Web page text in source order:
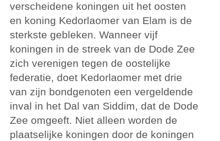
verscheidene koningen uit het oosten
en koning Kedorlaomer van Elam is de
sterkste gebleken. Wanneer vijf
koningen in de streek van de Dode Zee
zich verenigen tegen de oostelijke
federatie, doet Kedorlaomer met drie
van zijn bondgenoten een vergeldende
inval in het Dal van Siddim, dat de Dode
Zee omgeeft. Niet alleen worden de
plaatselijke koningen door de koningen